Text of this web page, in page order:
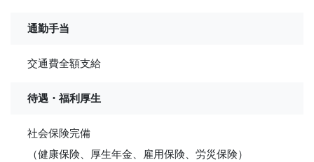
通勤手当
交通費全額支給
待遇・福利厚生
社会保険完備
（健康保険、厚生年金、雇用保険、労災保険）